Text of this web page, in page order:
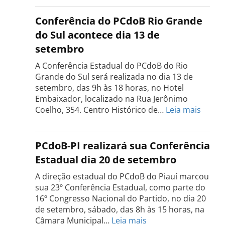
Estadual
do
PCdoB
Tocantins
será
realizada
dia
18
de
setembro
Conferência do PCdoB Rio Grande
do Sul acontece dia 13 de
setembro
A Conferência Estadual do PCdoB do Rio
Grande do Sul será realizada no dia 13 de
setembro, das 9h às 18 horas, no Hotel
Embaixador, localizado na Rua Jerônimo
Coelho, 354. Centro Histórico de… Leia mais
do
PCdoB
Rio
do
Sul
dia
PCdoB-PI realizará sua Conferência
Estadual dia 20 de setembro
A direção estadual do PCdoB do Piauí marcou
sua 23º Conferência Estadual, como parte do
16º Congresso Nacional do Partido, no dia 20
de setembro, sábado, das 8h às 15 horas, na
Câmara Municipal… Leia mais